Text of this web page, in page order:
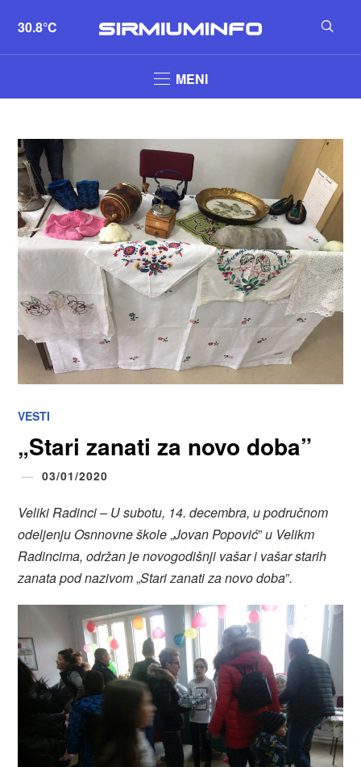
30.8°C
MENI
VESTI
„Stari zanati za novo doba”
03/01/2020
Veliki Radinci–U subotu, 14. decembra, u područnom
odeljenju Osnnovne škole„Jovan Popović”u Velikm
Radincima, održan je novogodišnji vašar i vašar starih
zanata pod nazivom„Stari zanati za novo doba”.